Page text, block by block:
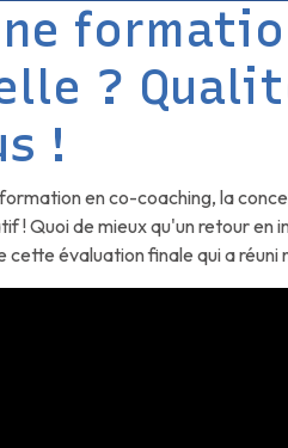
?
!
en co-coaching, la
! Quoi de mieux qu'un retour en
évaluation finale qui a